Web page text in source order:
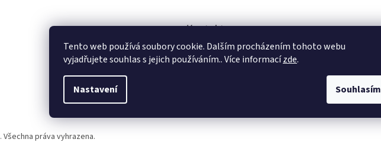
Tento web používá soubory cookie. Dalším procházením tohoto webu
vyjadřujete souhlas s jejich používáním.. Více informacízde.
Nastavení Souhlasím
Kontakt
obchod@4dave.cz
. Všechna práva vyhrazena.